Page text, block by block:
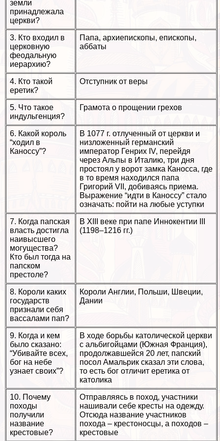
земли
принадлежала
церкви?
3. Кто входил в
церковную
феодальную
иерархию?
Папа, архиепископы, епископы,
аббаты
4. Кто такой
еретик?
Отступник от веры
5. Что такое
индульгенция?
Грамота о прощении грехов
6. Какой король
“ходил в
Каноссу”?
В 1077 г. отлученный от церкви и
низложенный германский
император Генрих IV, перейдя
через Альпы в Италию, три дня
простоял у ворот замка Каносса, где
в то время находился папа
Григорий VII, добиваясь приема.
Выражение “идти в Каноссу” стало
означать: пойти на любые уступки
7. Когда папская
власть достигла
наивысшего
могущества?
Кто был тогда на
папском
престоле?
В XIII веке при папе Иннокентии III
(1198–1216 гг.)
8. Короли каких
государств
признали себя
вассалами пап?
Короли Англии, Польши, Швеции,
Дании
9. Когда и кем
было сказано:
“Убивайте всех,
бог на небе
узнает своих”?
В ходе борьбы католической церкви
с альбигойцами (Южная Франция),
продолжавшейся 20 лет, папский
посол Амальрик сказал эти слова,
то есть бог отличит еретика от
католика
10. Почему
походы
получили
название
крестовые?
Отправляясь в поход, участники
нашивали себе кресты на одежду.
Отсюда название участников
похода – крестоносцы, а походов –
крестовые